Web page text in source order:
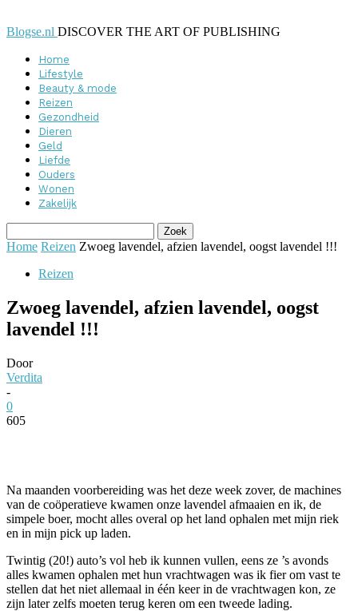
Blogse.nl DISCOVER THE ART OF PUBLISHING
Home
Lifestyle
Beauty & mode
Reizen
Gezondheid
Dieren
Geld
Liefde
Ouders
Wonen
Zakelijk
Home Reizen Zwoeg lavendel, afzien lavendel, oogst lavendel !!!
Reizen
Zwoeg lavendel, afzien lavendel, oogst
lavendel !!!
Door
Verdita
-
0
605
Na maanden voorbereiding was het deze week zover, de machines
van de coöperatieve kwamen onze lavendel afmaaien en ik, de
simpele boer, mocht alles overal op het land ophalen met mijn riek
en in mijn pick up laden.
Twintig (20!) auto’s vol heb ik kunnen vullen, eens ze ’s avonds
alles kwamen ophalen met hun vrachtwagen was ik fier om vast te
stellen dat het niet allemaal in één keer in de vrachtwagen kon, ze
zijn later zelfs moeten terug keren om een tweede lading.